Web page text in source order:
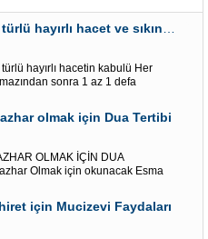
hayırlı hacetin kabulü Her
sonra 1 az 1 defa
olmak için Dua Tertibi
OLMAK İÇİN DUA
Olmak için okunacak Esma
için Mucizevi Faydaları